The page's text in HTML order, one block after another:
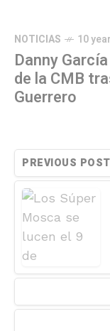
NOTICIAS 10
Danny
de la CMB
Guerrero
PREVIOUS POST